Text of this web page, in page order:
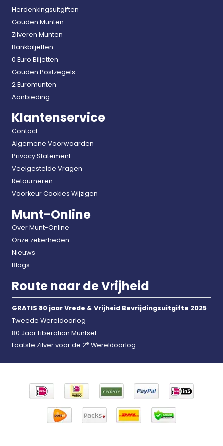
Herdenkingsuitgiften
Gouden Munten
Zilveren Munten
Bankbiljetten
0 Euro Biljetten
Gouden Postzegels
2 Euromunten
Aanbieding
Klantenservice
Contact
Algemene Voorwaarden
Privacy Statement
Veelgestelde Vragen
Retourneren
Voorkeur Cookies Wijzigen
Munt-Online
Over Munt-Online
Onze zekerheden
Nieuws
Blogs
Route naar de Vrijheid
GRATIS 80 jaar Vrede & Vrijheid Bevrijdingsuitgifte 2025
Tweede Wereldoorlog
80 Jaar Liberation Muntset
Laatste Zilver voor de 2e Wereldoorlog